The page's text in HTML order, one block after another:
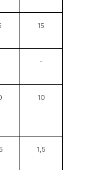
15
-
10
1,5